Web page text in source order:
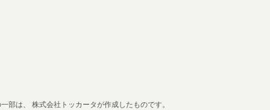
部は、 株式会社トッカータが作成したものです。